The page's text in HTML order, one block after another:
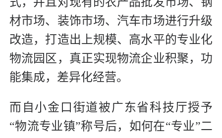
材市场、装饰市场、汽车市场进行升级
改造，打造出上规模、高水平的专业化
物流园区，真正实现物流企业积聚，功
能集成，差异化经营。
而自小金口街道被广东省科技厅授予
“物流专业镇”称号后，如何在“专业”二